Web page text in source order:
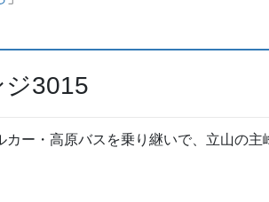
3015
ー・高原バスを乗り継いで、立山の主